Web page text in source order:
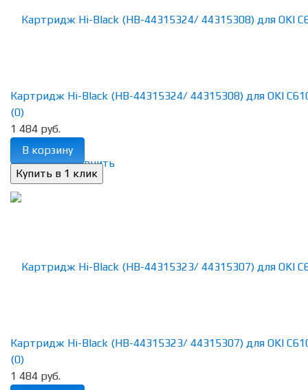
избранное сравнить
Картридж Hi-Black (HB-44315324/ 44315308) для OKI
(0)
1 484 руб.
В корзину
Картридж Hi-Black (HB-44315323/ 44315307) для OKI
(0)
1 484 руб.